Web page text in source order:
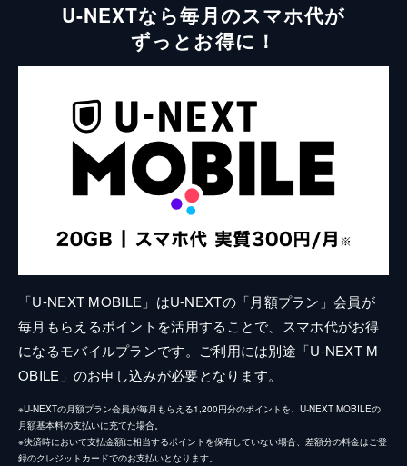
U-NEXTなら毎月のスマホ代が
ずっとお得に！
「U-NEXT MOBILE」はU-NEXTの「月額プラン」会員が
毎月もらえるポイントを活用することで、スマホ代がお得
になるモバイルプランです。ご利用には別途「U-NEXT M
OBILE」のお申し込みが必要となります。
※U-NEXTの月額プラン会員が毎月もらえる1,200円分のポイントを、U-NEXT MOBILEの
月額基本料の支払いに充てた場合。
※決済時において支払金額に相当するポイントを保有していない場合、差額分の料金はご登
録のクレジットカードでのお支払いとなります。